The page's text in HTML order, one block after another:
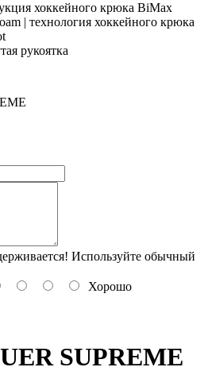
хоккейного крюка BiMax
| технология хоккейного крюка
рукоятка
Используйте обычный
Хорошо
SUPREME